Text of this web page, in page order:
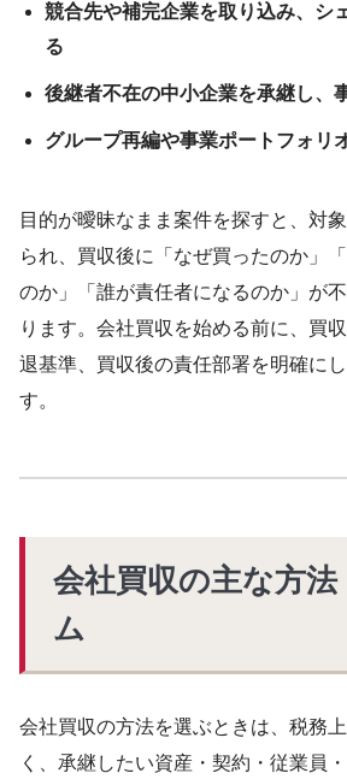
競合先や補完企業を取り込み、シ
る
後継者不在の中小企業を承継し、
グループ再編や事業ポートフォリ
目的が曖昧なまま案件を探すと、対
られ、買収後に「なぜ買ったのか」
のか」「誰が責任者になるのか」が
ります。会社買収を始める前に、買
退基準、買収後の責任部署を明確に
す。
会社買収の主な方法
ム
会社買収の方法を選ぶときは、税務
く、承継したい資産・契約・従業員